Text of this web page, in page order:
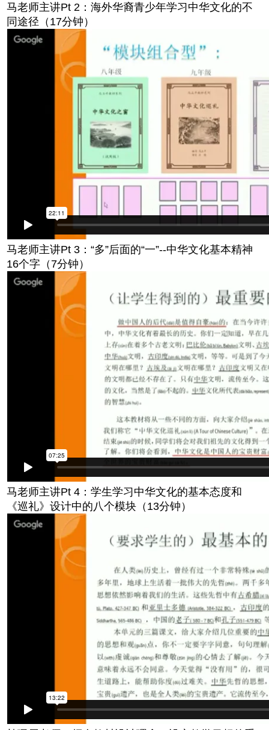
马老师主讲Pt 2：海外华裔青少年学习中华文化的不
同途径（17分钟）
马老师主讲Pt 3：“多”后面的“一”--中华文化基本精神
16个字（7分钟）
马老师主讲Pt 4：学生学习中华文化的基本态度和
《巡礼》设计中的八个模块（13分钟）